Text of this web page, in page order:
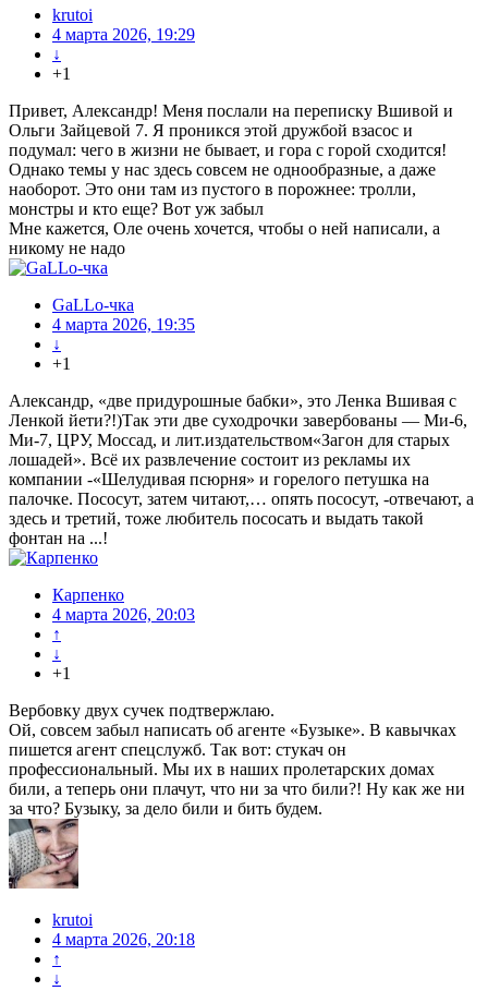
krutoi
4 марта 2026, 19:29
↓
+1
Привет, Александр! Меня послали на переписку Вшивой и
Ольги Зайцевой 7. Я проникся этой дружбой взасос и
подумал: чего в жизни не бывает, и гора с горой сходится!
Однако темы у нас здесь совсем не однообразные, а даже
наоборот. Это они там из пустого в порожнее: тролли,
монстры и кто еще? Вот уж забыл
Мне кажется, Оле очень хочется, чтобы о ней написали, а
никому не надо
GaLLo-чка
4 марта 2026, 19:35
↓
+1
Александр, «две придурошные бабки», это Ленка Вшивая с
Ленкой йети?!)Так эти две суходрочки завербованы — Ми-6,
Ми-7, ЦРУ, Моссад, и лит.издательством«Загон для старых
лошадей». Всё их развлечение состоит из рекламы их
компании -«Шелудивая псюрня» и горелого петушка на
палочке. Пососут, затем читают,… опять пососут, -отвечают, а
здесь и третий, тоже любитель пососать и выдать такой
фонтан на ...!
Карпенко
4 марта 2026, 20:03
↑
↓
+1
Вербовку двух сучек подтвержлаю.
Ой, совсем забыл написать об агенте «Бузыке». В кавычках
пишется агент спецслужб. Так вот: стукач он
профессиональный. Мы их в наших пролетарских домах
били, а теперь они плачут, что ни за что били?! Ну как же ни
за что? Бузыку, за дело били и бить будем.
krutoi
4 марта 2026, 20:18
↑
↓